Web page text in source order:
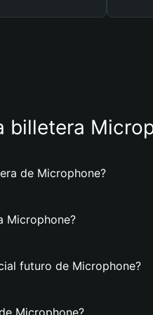
billetera
de Microphone?
Microphone?
futuro de Microphone?
Microphone?